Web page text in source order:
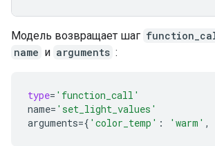
Модель возвращает шаг
name и arguments :
type= 'function_call'
name= 'set_light_values'
arguments={ 'color_temp' : 'warm' ,